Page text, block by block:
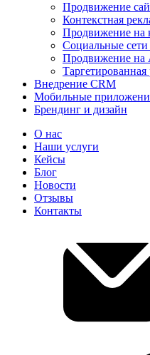
Продвижение
Контекстная
Продвижение на
Социальные
Продвижение на
Таргетированная
Внедрение CRM
Мобильные
Брендинг и дизайн
О нас
Наши услуги
Кейсы
Блог
Новости
Отзывы
Контакты